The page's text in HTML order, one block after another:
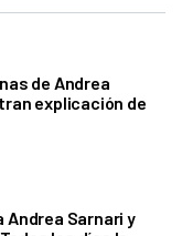
de Andrea
explicación de
Andrea Sarnari y